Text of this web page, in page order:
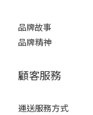
品牌故事
品牌精神
顧客服務
運送服務方式